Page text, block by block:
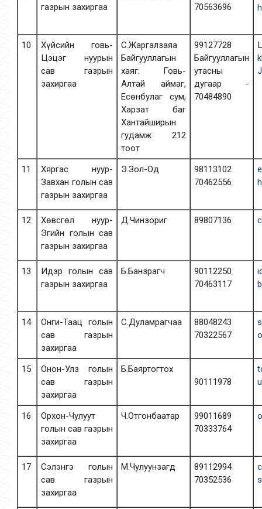
газрын захиргаа
70563696
10
Хүйсийн говь-
Цэцэг нуурын
сав газрын
захиргаа
С.Жаргалзаяа
Байгууллагын
хаяг: Говь-
Алтай аймаг,
Есөнбулаг сум,
Харзат баг
Хантайширын
гудамж 212
тоот
99127728
Байгууллагын
утасны
дугаар -
70484890
11
Хяргас нуур-
Завхан голын сав
газрын захиргаа
Э.Зол-Од
98113102
70462556
12
Хөвсгөл нуур-
Эгийн голын сав
газрын захиргаа
Д.Чинзориг 89807136
13
Идэр голын сав
газрын захиргаа
Б.Банзрагч
90112250
70463117
14
Онги-Таац голын
сав газрын
захиргаа
С.Дуламрагчаа
88048243
70322567
15
Онон-Улз голын
сав газрын
захиргаа
Б.Баяртогтох
90111978
16
Орхон-Чулуут
голын сав газрын
захиргаа
Ч.Отгонбаатар
99011689
70333764
17
Сэлэнгэ голын
сав газрын
захиргаа
М.Чулуунзагд
89112994
70352536